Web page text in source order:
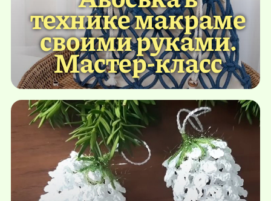
технике макраме
своими руками.
Мастер-класс